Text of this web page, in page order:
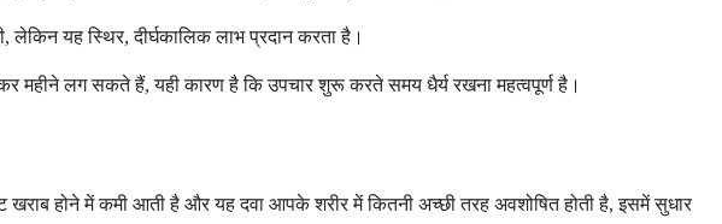
लेकिन यह स्थिर, दीर्घकालिक लाभ प्रदान करता है।
महीने लग सकते हैं, यही कारण है कि उपचार शुरू करते समय धैर्य रखना महत्वपूर्ण है।
होने में कमी आती है और यह दवा आपके शरीर में कितनी अच्छी तरह अवशोषित होती है, इसमें सुधार